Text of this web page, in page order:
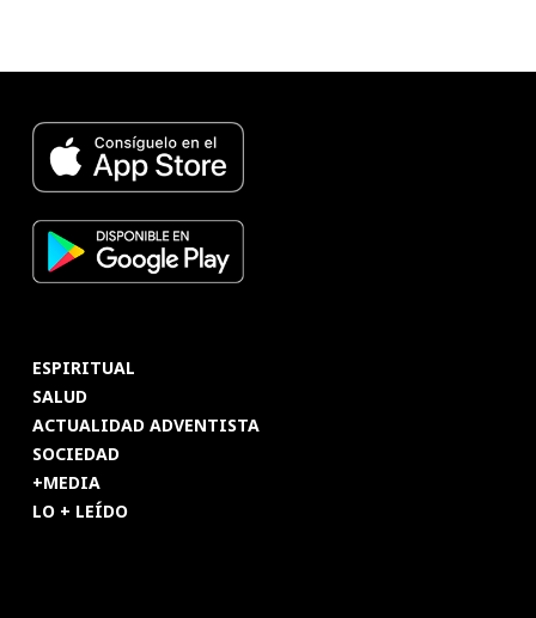
ESPIRITUAL
SALUD
ACTUALIDAD ADVENTISTA
SOCIEDAD
+MEDIA
LO + LEÍDO